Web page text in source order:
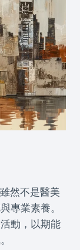
然不是醫美
專業素養。
動，以期能